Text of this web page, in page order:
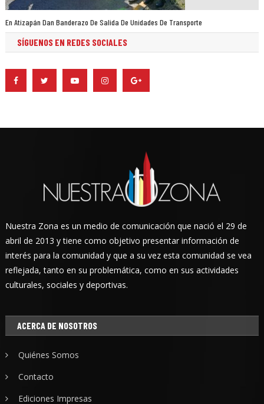
En Atizapán Dan Banderazo De Salida De Unidades De Transporte
SÍGUENOS EN REDES SOCIALES
Nuestra Zona es un medio de comunicación que nació el 29 de
abril de 2013 y tiene como objetivo presentar información de
interés para la comunidad y que a su vez esta comunidad se vea
reflejada, tanto en su problemática, como en sus actividades
culturales, sociales y deportivas.
ACERCA DE NOSOTROS
Quiénes Somos
Contacto
Ediciones Impresas